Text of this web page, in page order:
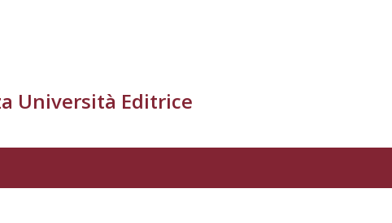
Università Editrice